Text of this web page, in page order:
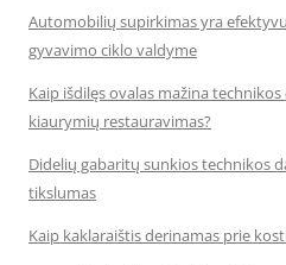
Automobilių supirkimas yra
gyvavimo ciklo valdyme
Kaip išdilęs ovalas mažina
kiaurymių restauravimas?
Didelių gabaritų sunkios technikos
tikslumas
Kaip kaklaraištis derinamas prie